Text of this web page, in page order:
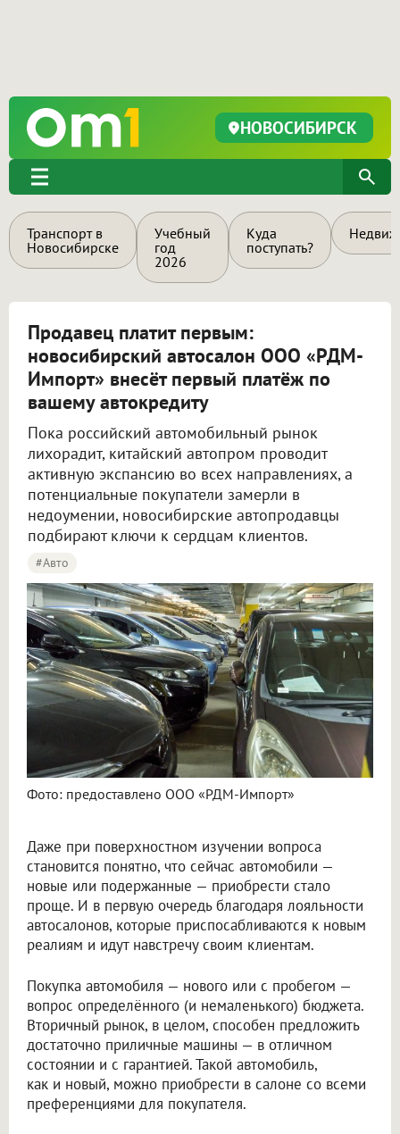
НОВОСИБИРСК
Транспорт в
Новосибирске
Учебный
год
2026
Куда
поступать?
Продавец платит первым:
новосибирский автосалон ООО «РДМ-
Импорт» внесёт первый платёж по
вашему автокредиту
Пока российский автомобильный рынок
лихорадит, китайский автопром проводит
активную экспансию во всех направлениях, а
потенциальные покупатели замерли в
недоумении, новосибирские автопродавцы
подбирают ключи к сердцам клиентов.
#Авто
Фото: предоставлено ООО «РДМ-Импорт»
Даже при поверхностном изучении вопроса
становится понятно, что сейчас автомобили —
новые или подержанные — приобрести стало
проще. И в первую очередь благодаря лояльности
автосалонов, которые приспосабливаются к новым
реалиям и идут навстречу своим клиентам.
Покупка автомобиля — нового или с пробегом —
вопрос определённого (и немаленького) бюджета.
Вторичный рынок, в целом, способен предложить
достаточно приличные машины — в отличном
состоянии и с гарантией. Такой автомобиль,
как и новый, можно приобрести в салоне со всеми
преференциями для покупателя.